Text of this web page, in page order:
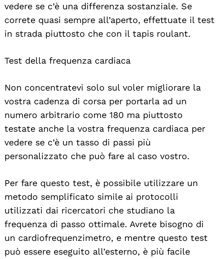
vedere se c’è una differenza sostanziale. Se
correte quasi sempre all’aperto, effettuate il test
in strada piuttosto che con il tapis roulant.
Test della frequenza cardiaca
Non concentratevi solo sul voler migliorare la
vostra cadenza di corsa per portarla ad un
numero arbitrario come 180 ma piuttosto
testate anche la vostra frequenza cardiaca per
vedere se c’è un tasso di passi più
personalizzato che può fare al caso vostro.
Per fare questo test, è possibile utilizzare un
metodo semplificato simile ai protocolli
utilizzati dai ricercatori che studiano la
frequenza di passo ottimale. Avrete bisogno di
un cardiofrequenzimetro, e mentre questo test
può essere eseguito all’esterno, è più facile